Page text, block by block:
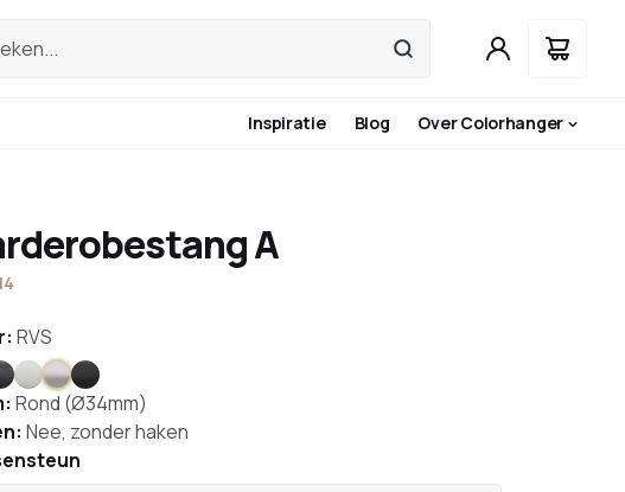
Inspiratie Blog Over Colorhanger
A
RVS
WitRVSZwart
Rond (Ø34mm)
Nee, zonder haken